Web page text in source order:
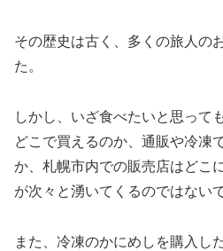
その歴史は古く、多くの旅人の
た。
しかし、いざ食べたいと思って
どこで買えるのか、通販や冷凍
か、札幌市内での販売店はどこ
が次々と湧いてくるのではない
また、冷凍のかにめしを購入し